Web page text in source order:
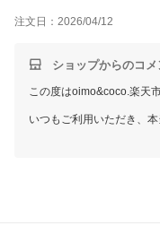
うちの狭い冷凍庫がいっ
がありましたが気にしな
た。それでもまだ残りが
注文日：2026/04/12
ショップからのコメ
この度はoimo&coco.楽天
いつもご利用いただき、
前回の2キロをあっとい
今回は娘さまやお孫さま